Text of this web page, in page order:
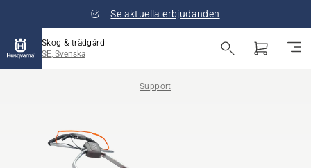
Se aktuella erbjudanden
Skog & trädgård
SE, Svenska
Support